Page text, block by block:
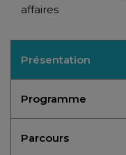
affaires
Présentation
Programme
Parcours